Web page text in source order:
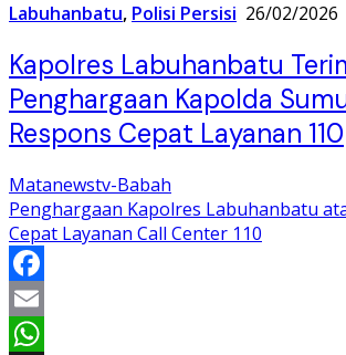
Labuhanbatu, Polisi Persisi 26/02/2026
Kapolres Labuhanbatu
Penghargaan Kapolda
Respons Cepat Layanan 110
Matanewstv-Babah
Penghargaan Kapolres Labuhanbatu
Cepat Layanan Call Center 110
Facebook
Email